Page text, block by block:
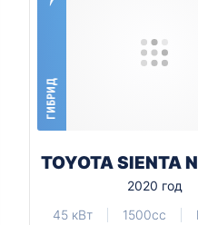
ГИБРИД
TOYOTA SIENTA
2020 год
45 кВт
1500cc